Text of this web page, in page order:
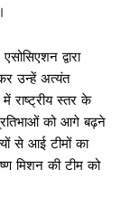
द्वारा
उन्हें अत्यंत
राष्ट्रीय स्तर के
को आगे बढ़ने
से आई टीमों का
मिशन की टीम को